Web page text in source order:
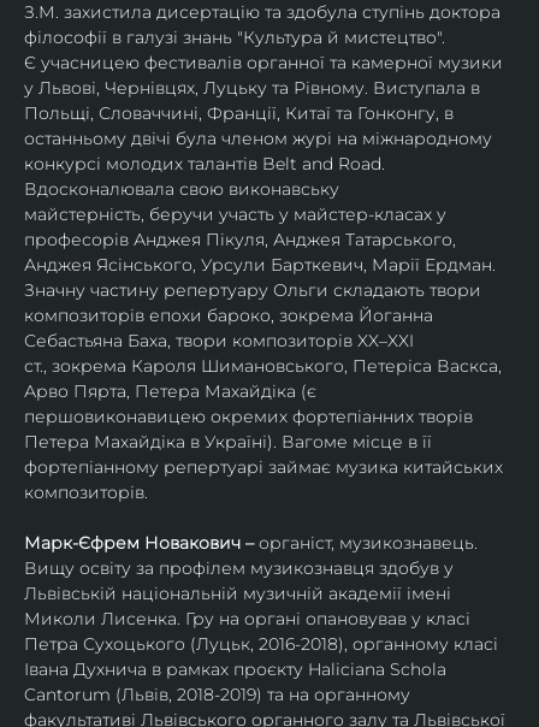
З.М. захистила дисертацію та здобула ступінь доктора
філософії в галузі знань "Культура й мистецтво".
Є учасницею фестивалів органної та камерної музики
у Львові, Чернівцях, Луцьку та Рівному. Виступала в
Польщі, Словаччині, Франції, Китаї та Гонконгу, в
останньому двічі була членом журі на міжнародному
конкурсі молодих талантів Belt and Road.
Вдосконалювала свою виконавську
майстерність, беручи участь у майстер-класах у
професорів Анджея Пікуля, Анджея Татарського,
Анджея Ясінського, Урсули Барткевич, Марії Ердман.
Значну частину репертуару Ольги складають твори
композиторів епохи бароко, зокрема Йоганна
Себастьяна Баха, твори композиторів XX–XXI
ст., зокрема Кароля Шимановського, Петеріса Васкса,
Арво Пярта, Петера Махайдіка (є
першовиконавицею окремих фортепіанних творів
Петера Махайдіка в Україні). Вагоме місце в її
фортепіанному репертуарі займає музика китайських
композиторів.
Марк-Єфрем Новакович – органіст, музикознавець.
Вищу освіту за профілем музикознавця здобув у
Львівській національній музичній академії імені
Миколи Лисенка. Гру на органі опановував у класі
Петра Сухоцького (Луцьк, 2016-2018), органному класі
Івана Духнича в рамках проєкту Haliciana Schola
Cantorum (Львів, 2018-2019) та на органному
факультативі Львівського органного залу та Львівської